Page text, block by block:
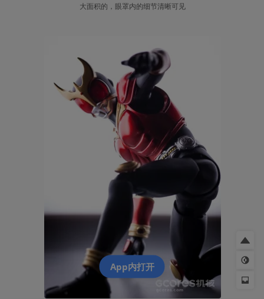
大面积的，眼罩内的细节清晰可见
App内打开